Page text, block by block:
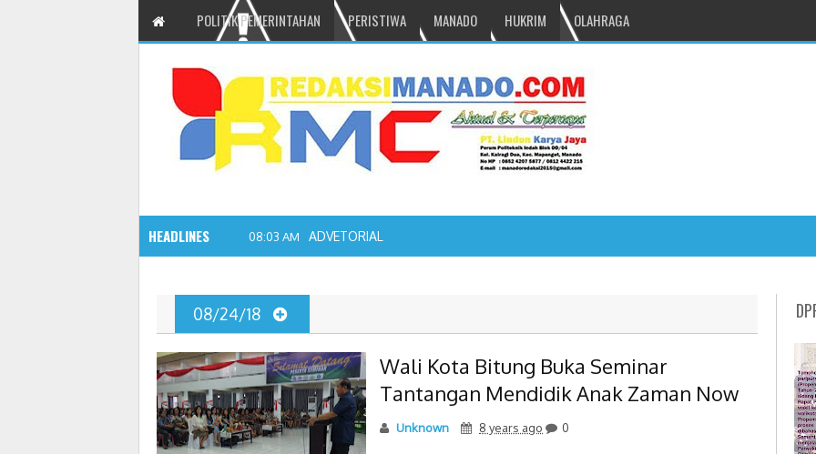
POLITIK PEMERINTAHAN PERISTIWA MANADO HUKRIM OLAHRAGA
HEADLINES 08:03 AM ADVETORIAL JONRU GANTIKAN MONO PIMPIN DPRD TOMOH
08/24/18
Wali Kota Bitung Buka Seminar
Tantangan Mendidik Anak Zaman Now
Unknown 8 years ago 0